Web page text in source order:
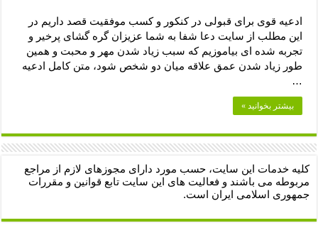
ادعیه قوی برای قبولی در کنکور و کسب موفقیت قصد داریم در
این مطلب از سایت دعا شفا به شما عزیزان گره گشای پرخیر و
تجربه شده ای بیاموزیم که سبب زیاد شدن مهر و محبت و همین
طور زیاد شدن عمق علاقه میان دو شخص شود، متن کامل ادعیه
…
بیشتر بخوانید »
کلیه خدمات این سایت، حسب مورد دارای مجوزهای لازم از مراجع
مربوطه می باشند و فعالیت های این سایت تابع قوانین و مقررات
جمهوری اسلامی ایران است.